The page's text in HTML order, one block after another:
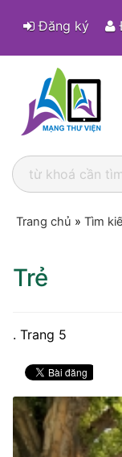
Đăng ký
Trang chủ » Tìm
Trẻ
. Trang 5